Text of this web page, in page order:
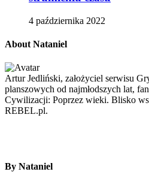
4 października 2022
About Nataniel
Artur Jedliński, założyciel serwisu
planszowych od najmłodszych lat,
Cywilizacji: Poprzez wieki. Blisko
REBEL.pl.
By Nataniel